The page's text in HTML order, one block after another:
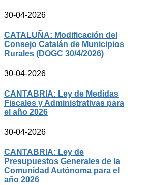
30-04-2026
CATALUÑA: Modificación del
Consejo Catalán de Municipios
Rurales (DOGC 30/4/2026)
30-04-2026
CANTABRIA: Ley de Medidas
Fiscales y Administrativas para
el año 2026
30-04-2026
CANTABRIA: Ley de
Presupuestos Generales de la
Comunidad Autónoma para el
año 2026